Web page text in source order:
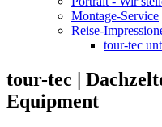
Montage-Service
Reise-
tour-tec
tour-tec |
Equipment